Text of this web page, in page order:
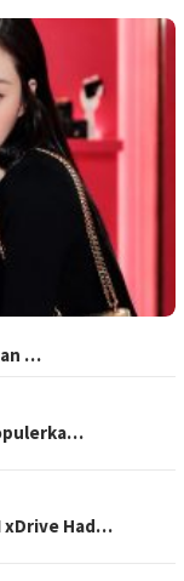
…
xDrive Had…